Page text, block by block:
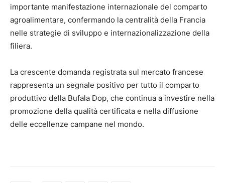
importante manifestazione internazionale del comparto
agroalimentare, confermando la centralità della Francia
nelle strategie di sviluppo e internazionalizzazione della
filiera.
La crescente domanda registrata sul mercato francese
rappresenta un segnale positivo per tutto il comparto
produttivo della Bufala Dop, che continua a investire nella
promozione della qualità certificata e nella diffusione
delle eccellenze campane nel mondo.